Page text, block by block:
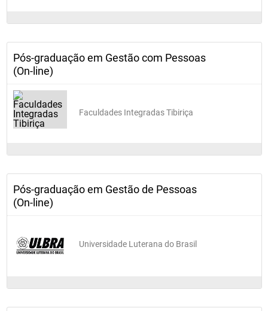
Pós-graduação em Gestão com Pessoas
(On-line)
Faculdades Integradas Tibiriça
Pós-graduação em Gestão de Pessoas
(On-line)
Universidade Luterana do Brasil